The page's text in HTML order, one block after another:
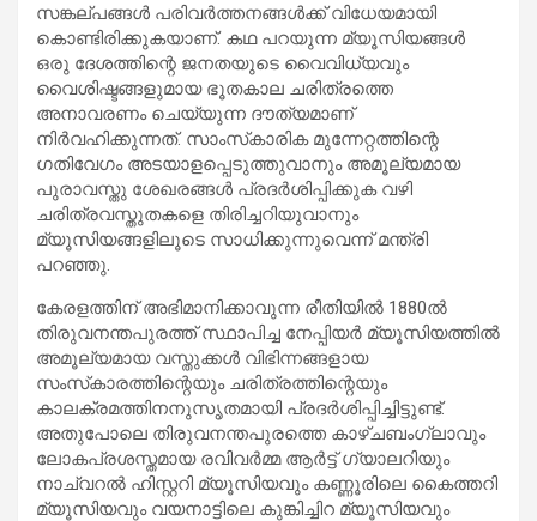
സങ്കല്പങ്ങൾ പരിവർത്തനങ്ങൾക്ക് വിധേയമായി
കൊണ്ടിരിക്കുകയാണ്. കഥ പറയുന്ന മ്യൂസിയങ്ങൾ
ഒരു ദേശത്തിന്റെ ജനതയുടെ വൈവിധ്യവും
വൈശിഷ്ടങ്ങളുമായ ഭൂതകാല ചരിത്രത്തെ
അനാവരണം ചെയ്യുന്ന ദൗത്യമാണ്
നിർവഹിക്കുന്നത്. സാംസ്‌കാരിക മുന്നേറ്റത്തിന്റെ
ഗതിവേഗം അടയാളപ്പെടുത്തുവാനും അമൂല്യമായ
പുരാവസ്തു ശേഖരങ്ങൾ പ്രദർശിപ്പിക്കുക വഴി
ചരിത്രവസ്തുതകളെ തിരിച്ചറിയുവാനും
മ്യൂസിയങ്ങളിലൂടെ സാധിക്കുന്നുവെന്ന് മന്ത്രി
പറഞ്ഞു.
കേരളത്തിന് അഭിമാനിക്കാവുന്ന രീതിയിൽ 1880ൽ
തിരുവനന്തപുരത്ത് സ്ഥാപിച്ച നേപ്പിയർ മ്യൂസിയത്തിൽ
അമൂല്യമായ വസ്തുക്കൾ വിഭിന്നങ്ങളായ
സംസ്‌കാരത്തിന്റെയും ചരിത്രത്തിന്റെയും
കാലക്രമത്തിനനുസൃതമായി പ്രദർശിപ്പിച്ചിട്ടുണ്ട്.
അതുപോലെ തിരുവനന്തപുരത്തെ കാഴ്ചബംഗ്ലാവും
ലോകപ്രശസ്തമായ രവിവർമ്മ ആർട്ട് ഗ്യാലറിയും
നാച്വറൽ ഹിസ്റ്ററി മ്യൂസിയവും കണ്ണൂരിലെ കൈത്തറി
മ്യൂസിയവും വയനാട്ടിലെ കുങ്കിച്ചിറ മ്യൂസിയവും